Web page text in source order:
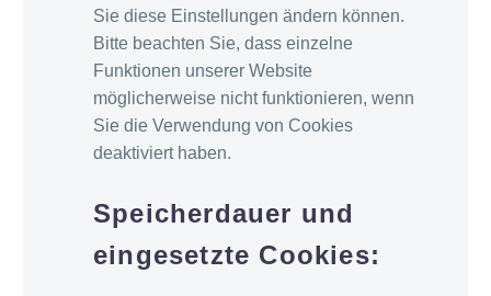
Sie diese Einstellungen ändern können.
Bitte beachten Sie, dass einzelne
Funktionen unserer Website
möglicherweise nicht funktionieren, wenn
Sie die Verwendung von Cookies
deaktiviert haben.
Speicherdauer und
eingesetzte Cookies: